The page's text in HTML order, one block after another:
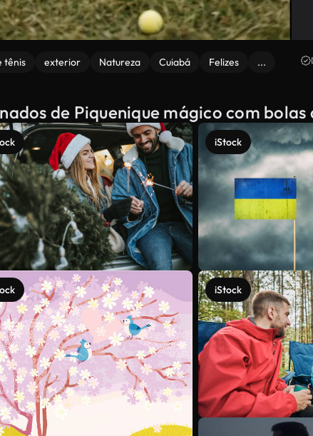
tênis exterior Natureza Cuiabá Felizes ...
de Piquenique mágico com
iStock
iStock